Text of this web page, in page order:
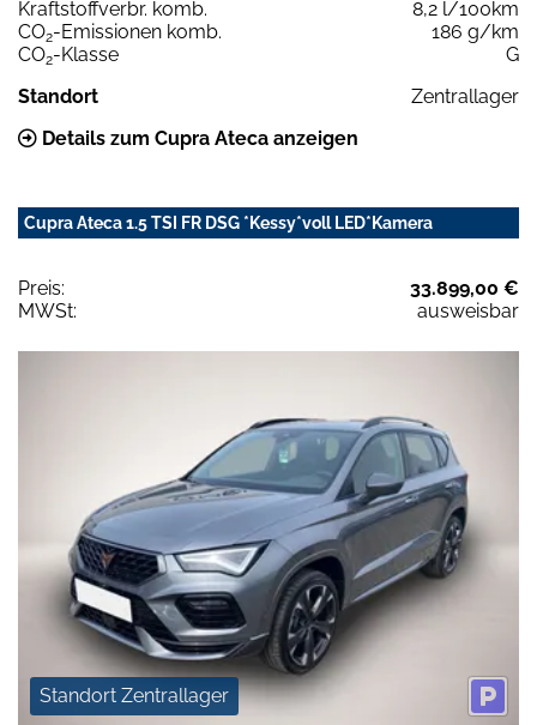
Kraftstoffverbr. komb.
8,2 l/100km
CO2-Emissionen komb.
186 g/km
CO2-Klasse
G
Standort
Zentrallager
Details zum Cupra Ateca anzeigen
Cupra Ateca 1.5 TSI FR DSG *Kessy*voll LED*Kamera
Preis:
33.899,00 €
MWSt:
ausweisbar
Standort Zentrallager